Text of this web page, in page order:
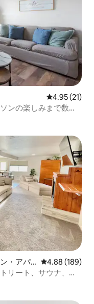
レビュー21
4.95 (21)
ンの楽しみまで数
・アパ
レビュー189
4.88 (189)
リート、サウナ、ジ